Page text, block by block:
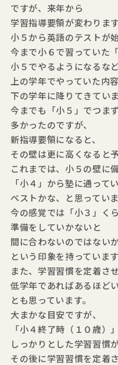
ですが、来年から
学習指導要領が変わります
小５から英語のテストが
今まで小６で習っていた
小５でやるようになるなど
上の学年でやっていた内
下の学年に降りてきていま
今までも「小５」でつま
多かったのですが、
新指導要領になると、
その壁は更に高くなると
これまでは、小５の壁に
「小４」から塾に通って
ベストかな、と思っていま
今の感覚では「小３」く
準備をしていかないと
間に合わないのではないか
という印象を持っています
また、学習習慣を定着さ
低学年であればあるほどい
とも思っています。
大まかな目安ですが、
「小４終了時（１０歳）
しっかりとした学習習慣
その後に学習習慣を定着